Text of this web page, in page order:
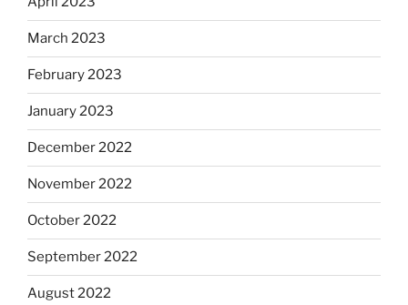
March 2023
February 2023
January 2023
December 2022
November 2022
October 2022
September 2022
August 2022